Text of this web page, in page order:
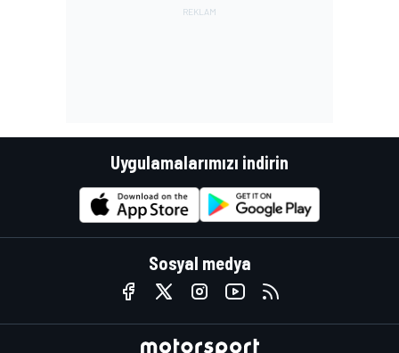
Uygulamalarımızı indirin
Sosyal medya